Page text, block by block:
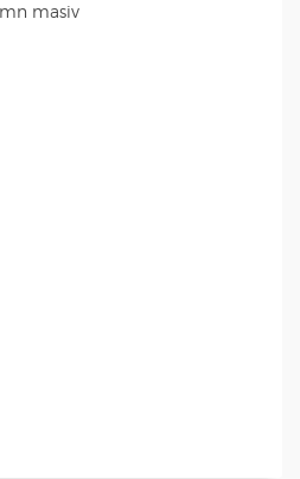
masiv